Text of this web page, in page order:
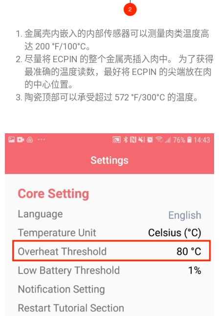
金属壳内嵌入的内部传感器可以测量肉类温度高
达 200 °F/100°C。
尽量将 ECPIN 的整个金属壳插入肉中。 为了获得
最准确的温度读数，最好将 ECPIN 的尖端放在肉
的中心位置。
陶瓷顶部可以承受超过 572 °F/300°C 的温度。